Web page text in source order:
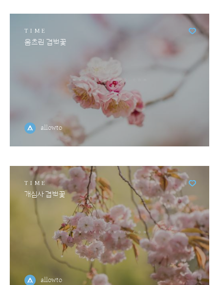
TIME
움츠린 겹벚꽃
allowto
TIME
개심사 겹벚꽃
allowto